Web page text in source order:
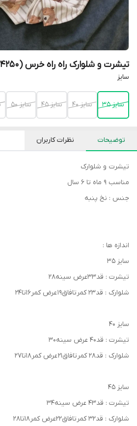
تیشرت و شلوارک راه راه خرس (24250)
سایز
سایز 35 سایز 40 سایز 45 سایز 50
توضیحات نظرات کاربران
تیشرت و شلوارک
مناسب ۹ ماه تا ۶ سال
جنس : نخ پنبه
اندازه ها :
سایز ۳۵
تیشرت : قد۳۳عرض سینه۲۸
شلوارک : قد۲۳ کمرتافاق۱۹ عرض کمر۱۶تا۲۴
سایز ۴۰
تیشرت : قد۴۰ عرض سینه۳۰
شلوارک : قد۲۸ کمرتافاق۲۱ عرض کمر۱۸تا۲۷
سایز ۴۵
تیشرت : قد۴۳ عرض سینه۳۴
شلوارک : قد۳۲ کمرتافاق۲۲عرض کمر۱۸تا۲۸